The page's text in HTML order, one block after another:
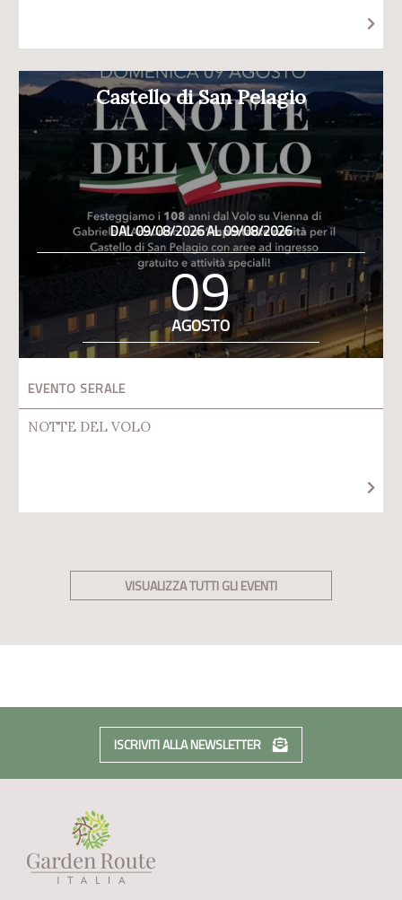
Castello di San Pelagio
DAL 09/08/2026 AL 09/08/2026
09
AGOSTO
EVENTO SERALE
NOTTE DEL VOLO
VISUALIZZA TUTTI GLI EVENTI
ISCRIVITI ALLA NEWSLETTER